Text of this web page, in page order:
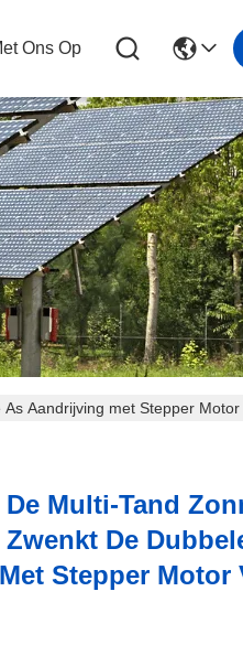
Ons Op
Aandrijving met Stepper
De Multi-Tand
De
Stepper Motor